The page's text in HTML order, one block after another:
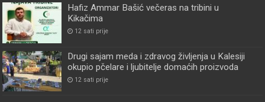
Hafiz Ammar Bašić večeras na tribini u
Kikačima
12 sati prije
Drugi sajam meda i zdravog življenja u Kalesiji
okupio pčelare i ljubitelje domaćih proizvoda
12 sati prije